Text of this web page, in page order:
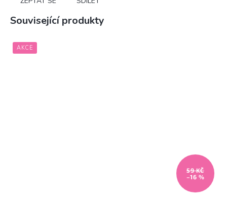
Související produkty
AKCE
59 KČ
–16 %